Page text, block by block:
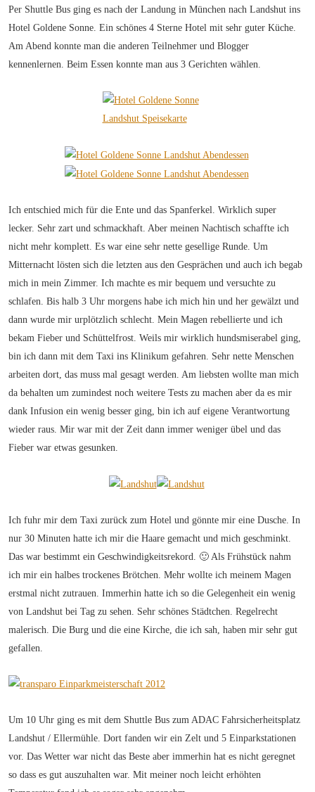
Per Shuttle Bus ging es nach der Landung in München nach Landshut ins
Hotel Goldene Sonne. Ein schönes 4 Sterne Hotel mit sehr guter Küche.
Am Abend konnte man die anderen Teilnehmer und Blogger
kennenlernen. Beim Essen konnte man aus 3 Gerichten wählen.
Ich entschied mich für die Ente und das Spanferkel. Wirklich super
lecker. Sehr zart und schmackhaft. Aber meinen Nachtisch schaffte ich
nicht mehr komplett. Es war eine sehr nette gesellige Runde. Um
Mitternacht lösten sich die letzten aus den Gesprächen und auch ich begab
mich in mein Zimmer. Ich machte es mir bequem und versuchte zu
schlafen. Bis halb 3 Uhr morgens habe ich mich hin und her gewälzt und
dann wurde mir urplötzlich schlecht. Mein Magen rebellierte und ich
bekam Fieber und Schüttelfrost. Weils mir wirklich hundsmiserabel ging,
bin ich dann mit dem Taxi ins Klinikum gefahren. Sehr nette Menschen
arbeiten dort, das muss mal gesagt werden. Am liebsten wollte man mich
da behalten um zumindest noch weitere Tests zu machen aber da es mir
dank Infusion ein wenig besser ging, bin ich auf eigene Verantwortung
wieder raus. Mir war mit der Zeit dann immer weniger übel und das
Fieber war etwas gesunken.
Ich fuhr mir dem Taxi zurück zum Hotel und gönnte mir eine Dusche. In
nur 30 Minuten hatte ich mir die Haare gemacht und mich geschminkt.
Das war bestimmt ein Geschwindigkeitsrekord. 🙂 Als Frühstück nahm
ich mir ein halbes trockenes Brötchen. Mehr wollte ich meinem Magen
erstmal nicht zutrauen. Immerhin hatte ich so die Gelegenheit ein wenig
von Landshut bei Tag zu sehen. Sehr schönes Städtchen. Regelrecht
malerisch. Die Burg und die eine Kirche, die ich sah, haben mir sehr gut
gefallen.
Um 10 Uhr ging es mit dem Shuttle Bus zum ADAC Fahrsicherheitsplatz
Landshut / Ellermühle. Dort fanden wir ein Zelt und 5 Einparkstationen
vor. Das Wetter war nicht das Beste aber immerhin hat es nicht geregnet
so dass es gut auszuhalten war. Mit meiner noch leicht erhöhten